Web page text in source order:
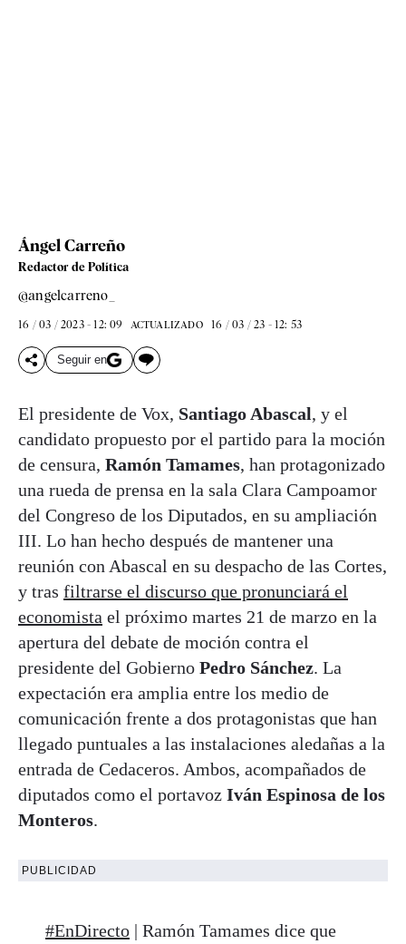
Ángel Carreño
Redactor de Política
@angelcarreno_
16 / 03 / 2023 - 12: 09 ACTUALIZADO 16 / 03 / 23 - 12: 53
Seguir en
El presidente de Vox, Santiago Abascal, y el
candidato propuesto por el partido para la moción
de censura, Ramón Tamames, han protagonizado
una rueda de prensa en la sala Clara Campoamor
del Congreso de los Diputados, en su ampliación
III. Lo han hecho después de mantener una
reunión con Abascal en su despacho de las Cortes,
y tras filtrarse el discurso que pronunciará el
economista el próximo martes 21 de marzo en la
apertura del debate de moción contra el
presidente del Gobierno Pedro Sánchez. La
expectación era amplia entre los medio de
comunicación frente a dos protagonistas que han
llegado puntuales a las instalaciones aledañas a la
entrada de Cedaceros. Ambos, acompañados de
diputados como el portavoz Iván Espinosa de los
Monteros.
PUBLICIDAD
#EnDirecto | Ramón Tamames dice que